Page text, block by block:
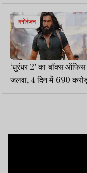
अलग...
मनोरंजन
‘धुरंधर 2’ का बॉक्स ऑफिस
जलवा, 4 दिन में 690
पार